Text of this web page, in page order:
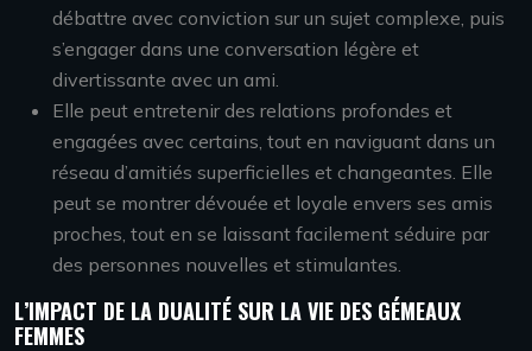
débattre avec conviction sur un sujet complexe, puis
s’engager dans une conversation légère et
divertissante avec un ami.
Elle peut entretenir des relations profondes et
engagées avec certains, tout en naviguant dans un
réseau d’amitiés superficielles et changeantes. Elle
peut se montrer dévouée et loyale envers ses amis
proches, tout en se laissant facilement séduire par
des personnes nouvelles et stimulantes.
L’IMPACT DE LA DUALITÉ SUR LA VIE DES GÉMEAUX
FEMMES